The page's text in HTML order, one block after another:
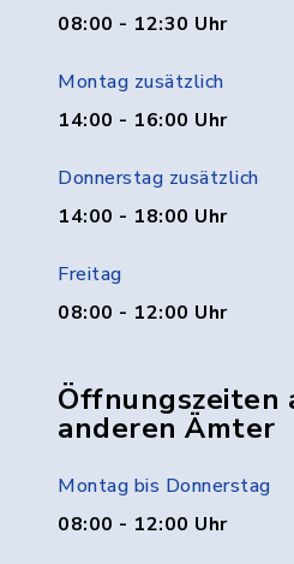
08:00 - 12:30 Uhr
Montag zusätzlich
14:00 - 16:00 Uhr
Donnerstag zusätzlich
14:00 - 18:00 Uhr
Freitag
08:00 - 12:00 Uhr
Öffnungszeiten
anderen Ämter
Montag bis Donnerstag
08:00 - 12:00 Uhr